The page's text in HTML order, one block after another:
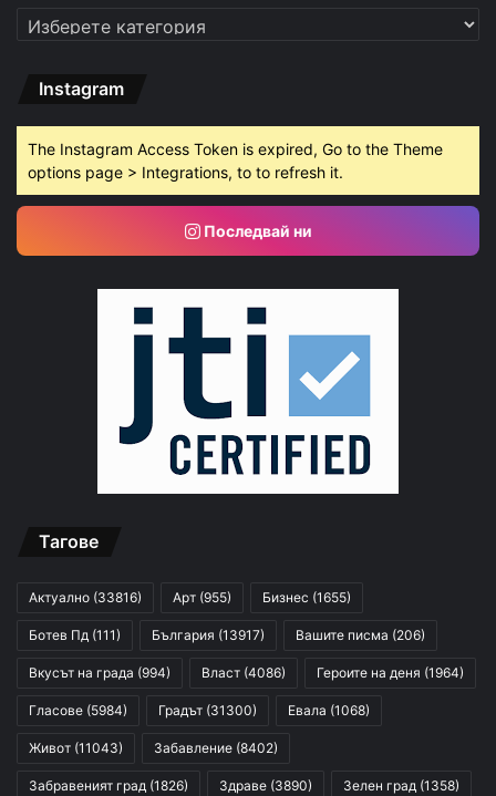
Категории
Instagram
The Instagram Access Token is expired, Go to the Theme
options page > Integrations, to to refresh it.
Последвай ни
Тагове
Актуално (33816) Арт (955) Бизнес (1655)
Ботев Пд (111) България (13917) Вашите писма (206)
Вкусът на града (994) Власт (4086) Героите на деня (1964)
Гласове (5984) Градът (31300) Евала (1068)
Живот (11043) Забавление (8402)
Забравеният град (1826) Здраве (3890) Зелен град (1358)